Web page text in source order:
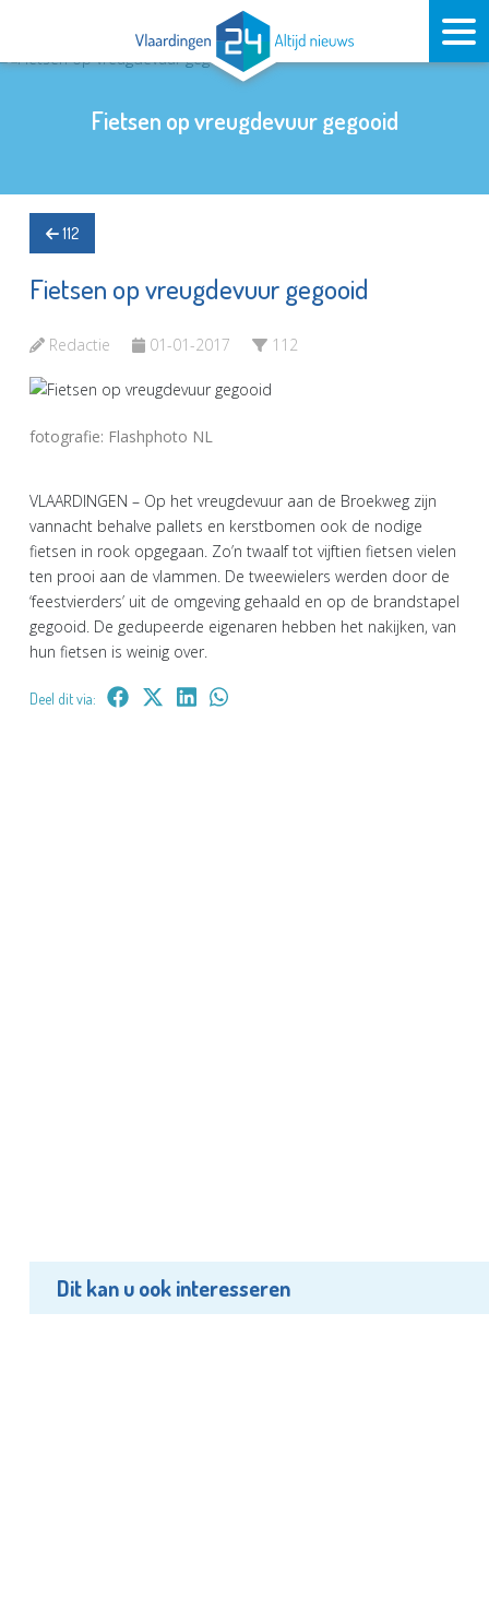
Fietsen op vreugdevuur gegooid
112
Fietsen op vreugdevuur gegooid
Redactie 01-01-2017 112
fotografie: Flashphoto NL
VLAARDINGEN – Op het vreugdevuur aan de Broekweg zijn
vannacht behalve pallets en kerstbomen ook de nodige
fietsen in rook opgegaan. Zo’n twaalf tot vijftien fietsen vielen
ten prooi aan de vlammen. De tweewielers werden door de
‘feestvierders’ uit de omgeving gehaald en op de brandstapel
gegooid. De gedupeerde eigenaren hebben het nakijken, van
hun fietsen is weinig over.
Deel dit via:
Dit kan u ook interesseren